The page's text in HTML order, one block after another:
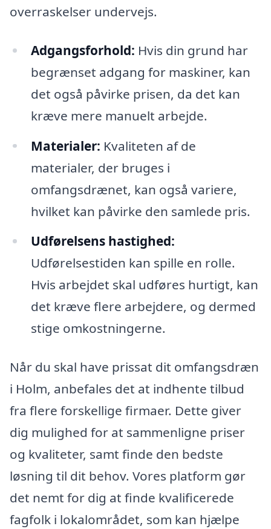
overraskelser undervejs.
Adgangsforhold: Hvis din grund har
begrænset adgang for maskiner, kan
det også påvirke prisen, da det kan
kræve mere manuelt arbejde.
Materialer: Kvaliteten af de
materialer, der bruges i
omfangsdrænet, kan også variere,
hvilket kan påvirke den samlede pris.
Udførelsens hastighed:
Udførelsestiden kan spille en rolle.
Hvis arbejdet skal udføres hurtigt, kan
det kræve flere arbejdere, og dermed
stige omkostningerne.
Når du skal have prissat dit omfangsdræn
i Holm, anbefales det at indhente tilbud
fra flere forskellige firmaer. Dette giver
dig mulighed for at sammenligne priser
og kvaliteter, samt finde den bedste
løsning til dit behov. Vores platform gør
det nemt for dig at finde kvalificerede
fagfolk i lokalområdet, som kan hjælpe